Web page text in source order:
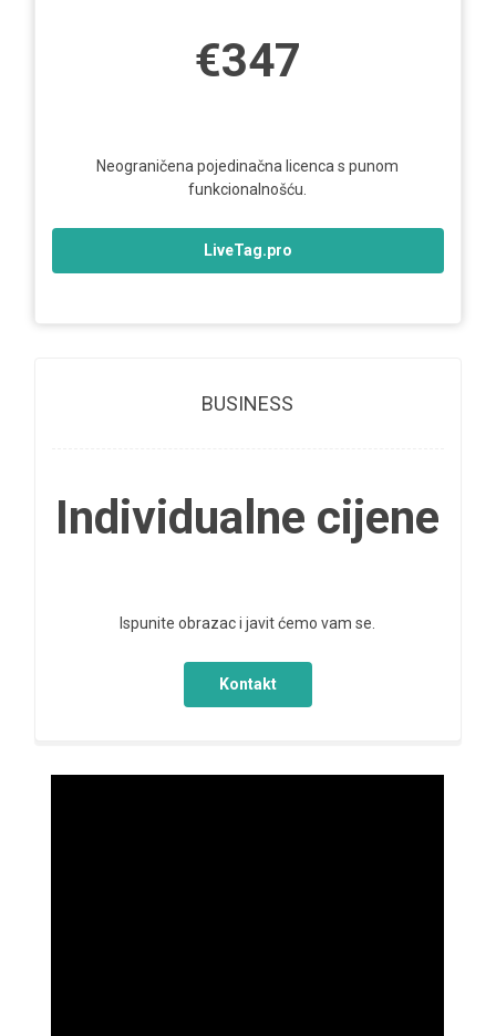
€347
Neograničena pojedinačna licenca s punom
funkcionalnošću.
LiveTag.pro
BUSINESS
Individualne cijene
Ispunite obrazac i javit ćemo vam se.
Kontakt